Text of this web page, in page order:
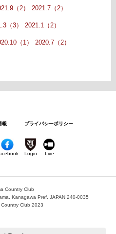
（2） 2021.7（2）
（3） 2021.1（2）
（1） 2020.7（2）
報 プライバシーポリシー
Login Live
Country Club
Kanagawa Pref. JAPAN 240-0035
Club 2023